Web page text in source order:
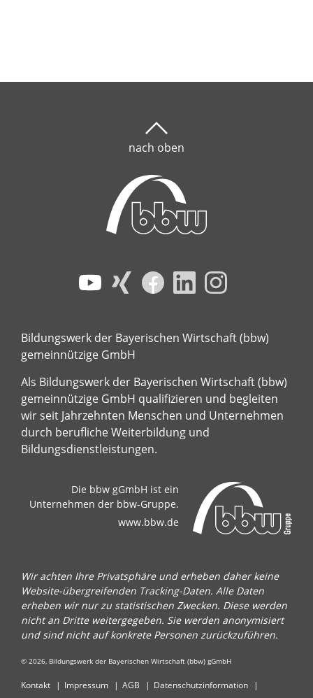
nach oben
Bildungswerk der Bayerischen Wirtschaft (bbw)
gemeinnützige GmbH
Als Bildungswerk der Bayerischen Wirtschaft (bbw)
gemeinnützige GmbH qualifizieren und begleiten
wir seit Jahrzehnten Menschen und Unternehmen
durch berufliche Weiterbildung und
Bildungsdienstleistungen.
Die bbw gGmbH ist ein
Unternehmen der bbw-Gruppe.
www.bbw.de
Wir achten Ihre Privatsphäre und erheben daher keine
Website-übergreifenden Tracking-Daten. Alle Daten
erheben wir nur zu statistischen Zwecken. Diese werden
nicht an Dritte weitergegeben. Sie werden anonymisiert
und sind nicht auf konkrete Personen zurückzuführen.
© 2026, Bildungswerk der Bayerischen Wirtschaft (bbw) gGmbH
Kontakt Impressum AGB
Datenschutzinformation